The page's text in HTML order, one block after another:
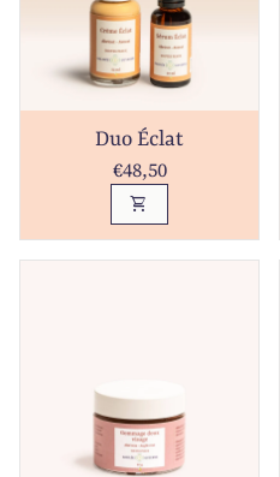
Duo Éclat
Prix normal
€48,50
shopping_cart